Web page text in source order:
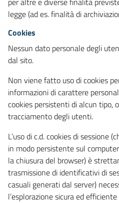
legge (ad es. finalità di
Cookies
Nessun dato personale degli
dal sito.
Non viene fatto uso di cookies
informazioni di carattere
cookies persistenti di alcun tipo,
tracciamento degli utenti.
L’uso di c.d. cookies di sessione
in modo persistente sul
la chiusura del browser) è
trasmissione di identificativi di
casuali generati dal server)
l’esplorazione sicura ed